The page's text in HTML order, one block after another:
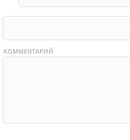
КОММЕНТАРИЙ